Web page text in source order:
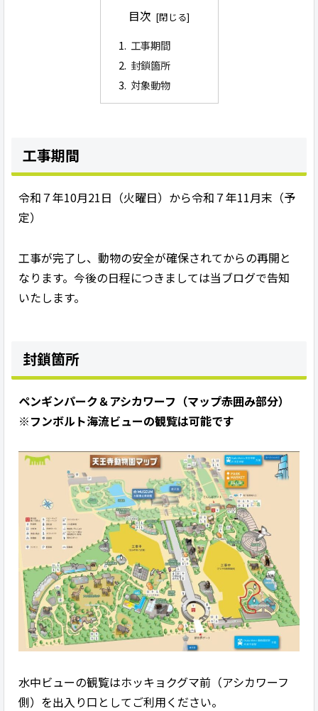
目次
工事期間
封鎖箇所
対象動物
工事期間
令和７年10月21日（火曜日）から令和７年11月末（予
定）
工事が完了し、動物の安全が確保されてからの再開と
なります。今後の日程につきましては当ブログで告知
いたします。
封鎖箇所
ペンギンパーク＆アシカワーフ（マップ赤囲み部分）
※フンボルト海流ビューの観覧は可能です
水中ビューの観覧はホッキョクグマ前（アシカワーフ
側）を出入り口としてご利用ください。